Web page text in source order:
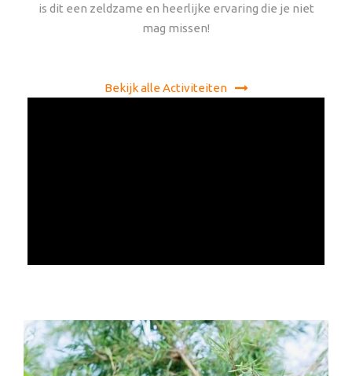
is dit een zeldzame en heerlijke ervaring die je niet
mag missen!
Bekijk alle Activiteiten